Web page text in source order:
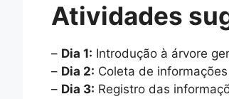
Atividades
– Dia 1: Introdução à árvore
– Dia 2: Coleta de
– Dia 3: Registro das